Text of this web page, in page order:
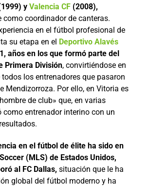
y Valencia CF (2008),
como coordinador de canteras.
en el fútbol profesional de
su etapa en el Deportivo Alavés
años en los que formó parte del
Primera División, convirtiéndose en
los entrenadores que pasaron
Mendizorroza. Por ello, en Vitoria es
de club» que, en varias
como entrenador interino con un
en el fútbol de élite ha sido en
(MLS) de Estados Unidos,
al FC Dallas, situación que le ha
global del fútbol moderno y ha